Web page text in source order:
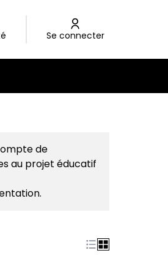
Se connecter
un nouvel onglet)
de
un nouvel onglet)
au projet éducatif